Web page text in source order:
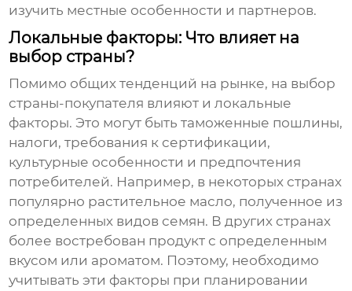
изучить местные особенности и партнеров.
Локальные факторы: Что влияет на
выбор страны?
Помимо общих тенденций на рынке, на выбор
страны-покупателя влияют и локальные
факторы. Это могут быть таможенные пошлины,
налоги, требования к сертификации,
культурные особенности и предпочтения
потребителей. Например, в некоторых странах
популярно растительное масло, полученное из
определенных видов семян. В других странах
более востребован продукт с определенным
вкусом или ароматом. Поэтому, необходимо
учитывать эти факторы при планировании